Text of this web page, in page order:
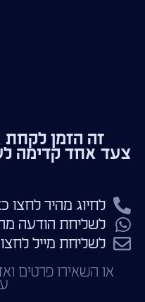
זה הזמן
צעד אחד קדימה
לחיוג מהיר לחצו
לשליחת הודעה
לשליחת מייל